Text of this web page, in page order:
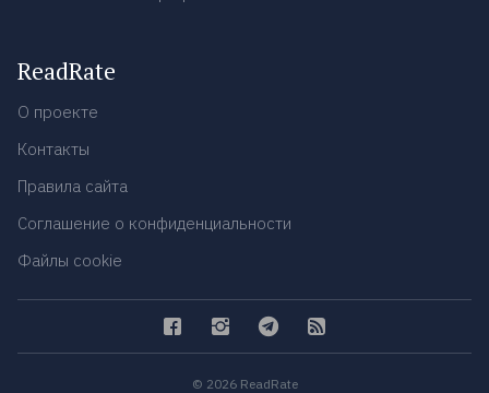
ReadRate
О проекте
Контакты
Правила сайта
Соглашение о конфиденциальности
Файлы cookie
© 2026 ReadRate